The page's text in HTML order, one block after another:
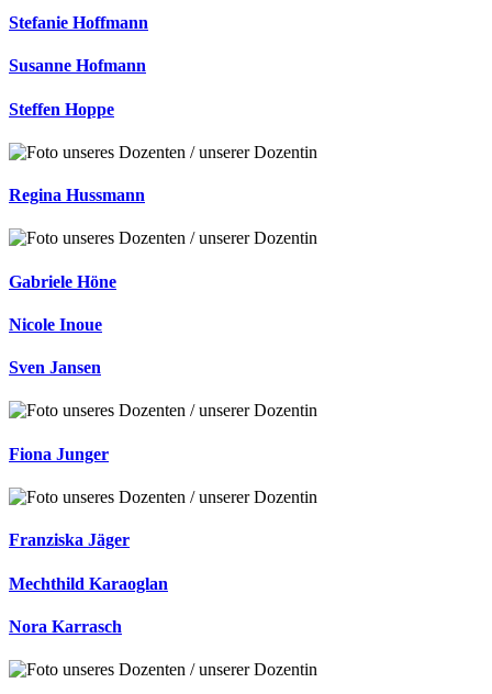
Stefanie Hoffmann
Susanne Hofmann
Steffen Hoppe
Regina Hussmann
Gabriele Höne
Nicole Inoue
Sven Jansen
Fiona Junger
Franziska Jäger
Mechthild Karaoglan
Nora Karrasch